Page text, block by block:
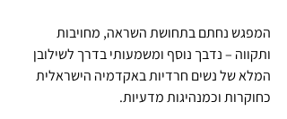
המפגש נחתם בתחושת השראה, מחויבות
ותקווה – נדבך נוסף ומשמעותי בדרך לשילובן
המלא של נשים חרדיות באקדמיה הישראלית
כחוקרות וכמנהיגות מדעיות.